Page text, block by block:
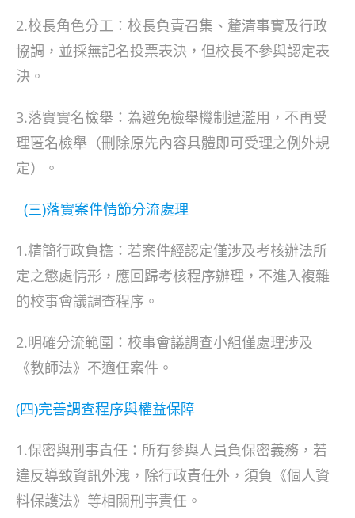
2.校長角色分工：校長負責召集、釐清事實及行政
協調，並採無記名投票表決，但校長不參與認定表
決。
3.落實實名檢舉：為避免檢舉機制遭濫用，不再受
理匿名檢舉（刪除原先內容具體即可受理之例外規
定）。
(三)落實案件情節分流處理
1.精簡行政負擔：若案件經認定僅涉及考核辦法所
定之懲處情形，應回歸考核程序辦理，不進入複雜
的校事會議調查程序。
2.明確分流範圍：校事會議調查小組僅處理涉及
《教師法》不適任案件。
(四)完善調查程序與權益保障
1.保密與刑事責任：所有參與人員負保密義務，若
違反導致資訊外洩，除行政責任外，須負《個人資
料保護法》等相關刑事責任。